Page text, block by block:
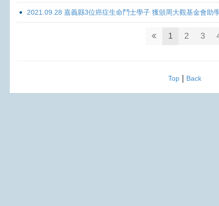
2021.09.28 嘉義縣3位癌症生命鬥士學子 獲頒周大觀基金會助
1 2 3
Top| Back